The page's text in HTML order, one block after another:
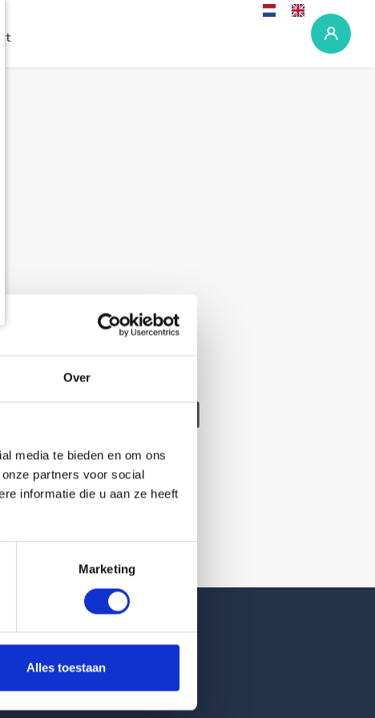
Over
media te bieden en om ons
partners voor social
informatie die u aan ze heeft
Marketing
Alles toestaan
verwijderd
Reviews